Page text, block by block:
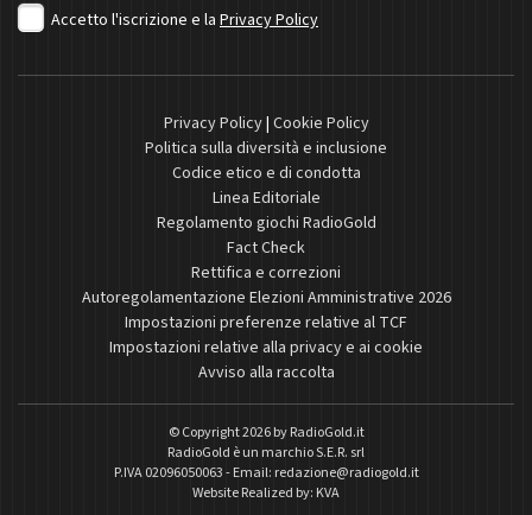
Accetto l'iscrizione e la Privacy Policy
Privacy Policy| Cookie Policy
Politica sulla diversità e inclusione
Codice etico e di condotta
Linea Editoriale
Regolamento giochi RadioGold
Fact Check
Rettifica e correzioni
Autoregolamentazione Elezioni Amministrative 2026
Impostazioni preferenze relative al TCF
Impostazioni relative alla privacy e ai cookie
Avviso alla raccolta
© Copyright 2026 byRadioGold.it
RadioGold è un marchio S.E.R. srl
P.IVA 02096050063 - Email: redazione@radiogold.it
Website Realized by: KVA